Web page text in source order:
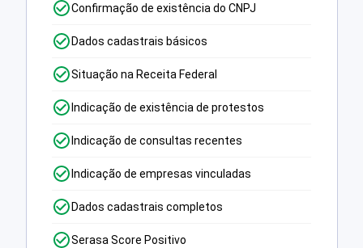
Confirmação de existência do CNPJ
Dados cadastrais básicos
Situação na Receita Federal
Indicação de existência de protestos
Indicação de consultas recentes
Indicação de empresas vinculadas
Dados cadastrais completos
Serasa Score Positivo